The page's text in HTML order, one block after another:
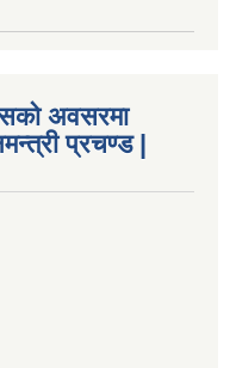
अवसरमा
प्रचण्ड |